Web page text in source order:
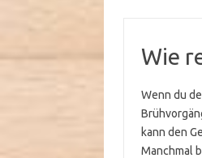
Wie
Wenn du
kann den
Manchmal